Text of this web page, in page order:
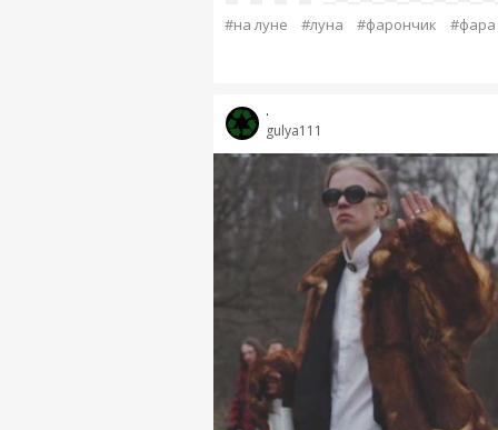
#на луне #луна #фарончик #фара
gulya111
.